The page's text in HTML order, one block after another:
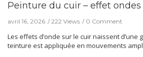
Peinture du cuir – effet ondes
avril 16, 2026 222 Views 0 Comment
Les effets d’onde sur le cuir naissent d’une
teinture est appliquée en mouvements